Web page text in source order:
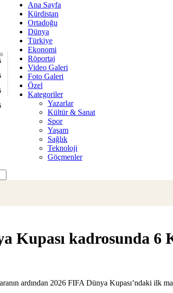
Ana Sayfa
Kürdistan
Ortadoğu
Dünya
Türkiye
Ekonomi
Röportaj
Video Galeri
Foto Galeri
Özel
Kategoriler
Yazarlar
Kültür & Sanat
Spor
Yaşam
Sağlık
Teknoloji
Göçmenler
Kupası kadrosunda
ardından 2026 FIFA Dünya Kupası’ndaki ilk